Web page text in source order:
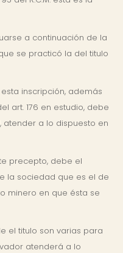
a continuación de la
se practicó la del titulo
inscripción, además
art. 176 en estudio, debe
atender a lo dispuesto en
precepto, debe el
la sociedad que es el de
minero en que ésta se
el titulo son varias para
atenderá a lo